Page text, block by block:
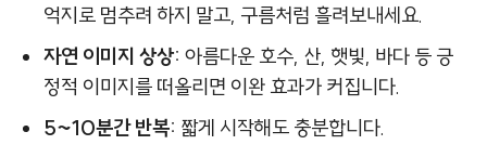
억지로 멈추려 하지 말고, 구름처럼 흘려보내세요.
자연 이미지 상상: 아름다운 호수, 산, 햇빛, 바다 등 긍
정적 이미지를 떠올리면 이완 효과가 커집니다.
5~10분간 반복: 짧게 시작해도 충분합니다.